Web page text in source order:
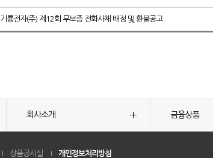
기륭전자(주) 제12회 무보증 전화사채 배정 및 환불공고
회사소개 금융상품
상품공시실 개인정보처리방침